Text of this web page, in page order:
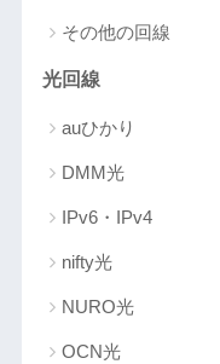
その他の回線
光回線
auひかり
DMM光
IPv6・IPv4
nifty光
NURO光
OCN光